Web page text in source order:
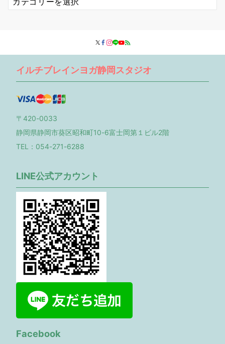
テ
イルチブレインヨガ静岡スタジオ
〒420-0033
静岡県静岡市葵区昭和町10-6富士岡第１ビル2階
TEL：054-271-6288
LINE公式アカウント
Facebook